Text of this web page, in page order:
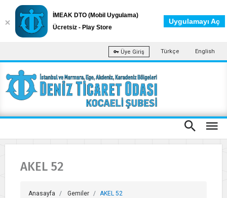
Üye Giriş Türkçe English
AKEL 52
Anasayfa Gemiler AKEL 52
İMEAK DTO (Mobil Uygulama)
Ücretsiz - Play Store
Uygulamayı Aç